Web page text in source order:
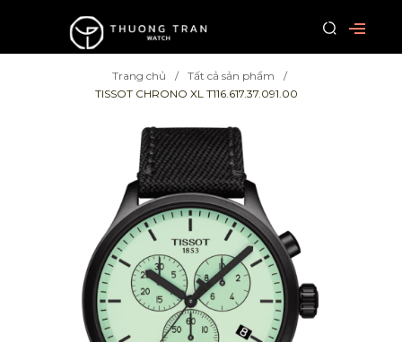
Trang chủ
Tất cả sản phẩm
TISSOT CHRONO XL T116.617.37.091.00